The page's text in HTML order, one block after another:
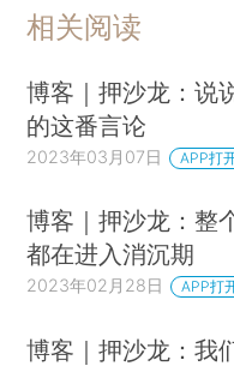
相关阅读
博客｜押沙龙：说
的这番言论
2023年03月07日 APP打
博客｜押沙龙：整
都在进入消沉期
2023年02月28日 APP打
博客｜押沙龙：我